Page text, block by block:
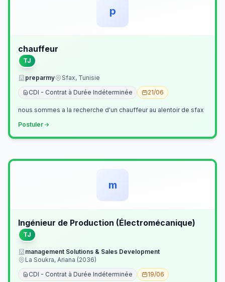
p
chauffeur
TJ
preparmy
Sfax, Tunisie
CDI - Contrat à Durée Indéterminée
21/06
nous sommes a la recherche d'un chauffeur au alentoir de sfax
Postuler
m
Ingénieur de Production (Électromécanique)
TJ
management Solutions & Sales Development
La Soukra, Ariana (2036)
CDI - Contrat à Durée Indéterminée
19/06